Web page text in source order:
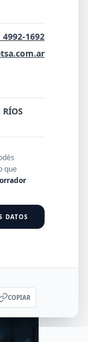
4992-1692
que
DATOS
COPIAR